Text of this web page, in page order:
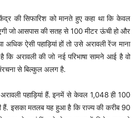
की सिफारिश को मानते हुए कहा था कि केवल
जो आसपास की सतह से 100 मीटर ऊंची हो और
अधिक ऐसी पहाड़ियां हों तो उसे अरावली रेंज माना
है कि अरावली की जो नई परिभाषा सामने आई है वो
से बिल्कुल अलग है.
पहाड़ियां हैं. इनमें से केवल 1,048 ही 100
इसका मतलब यह हुआ है कि राज्य की करीब 90